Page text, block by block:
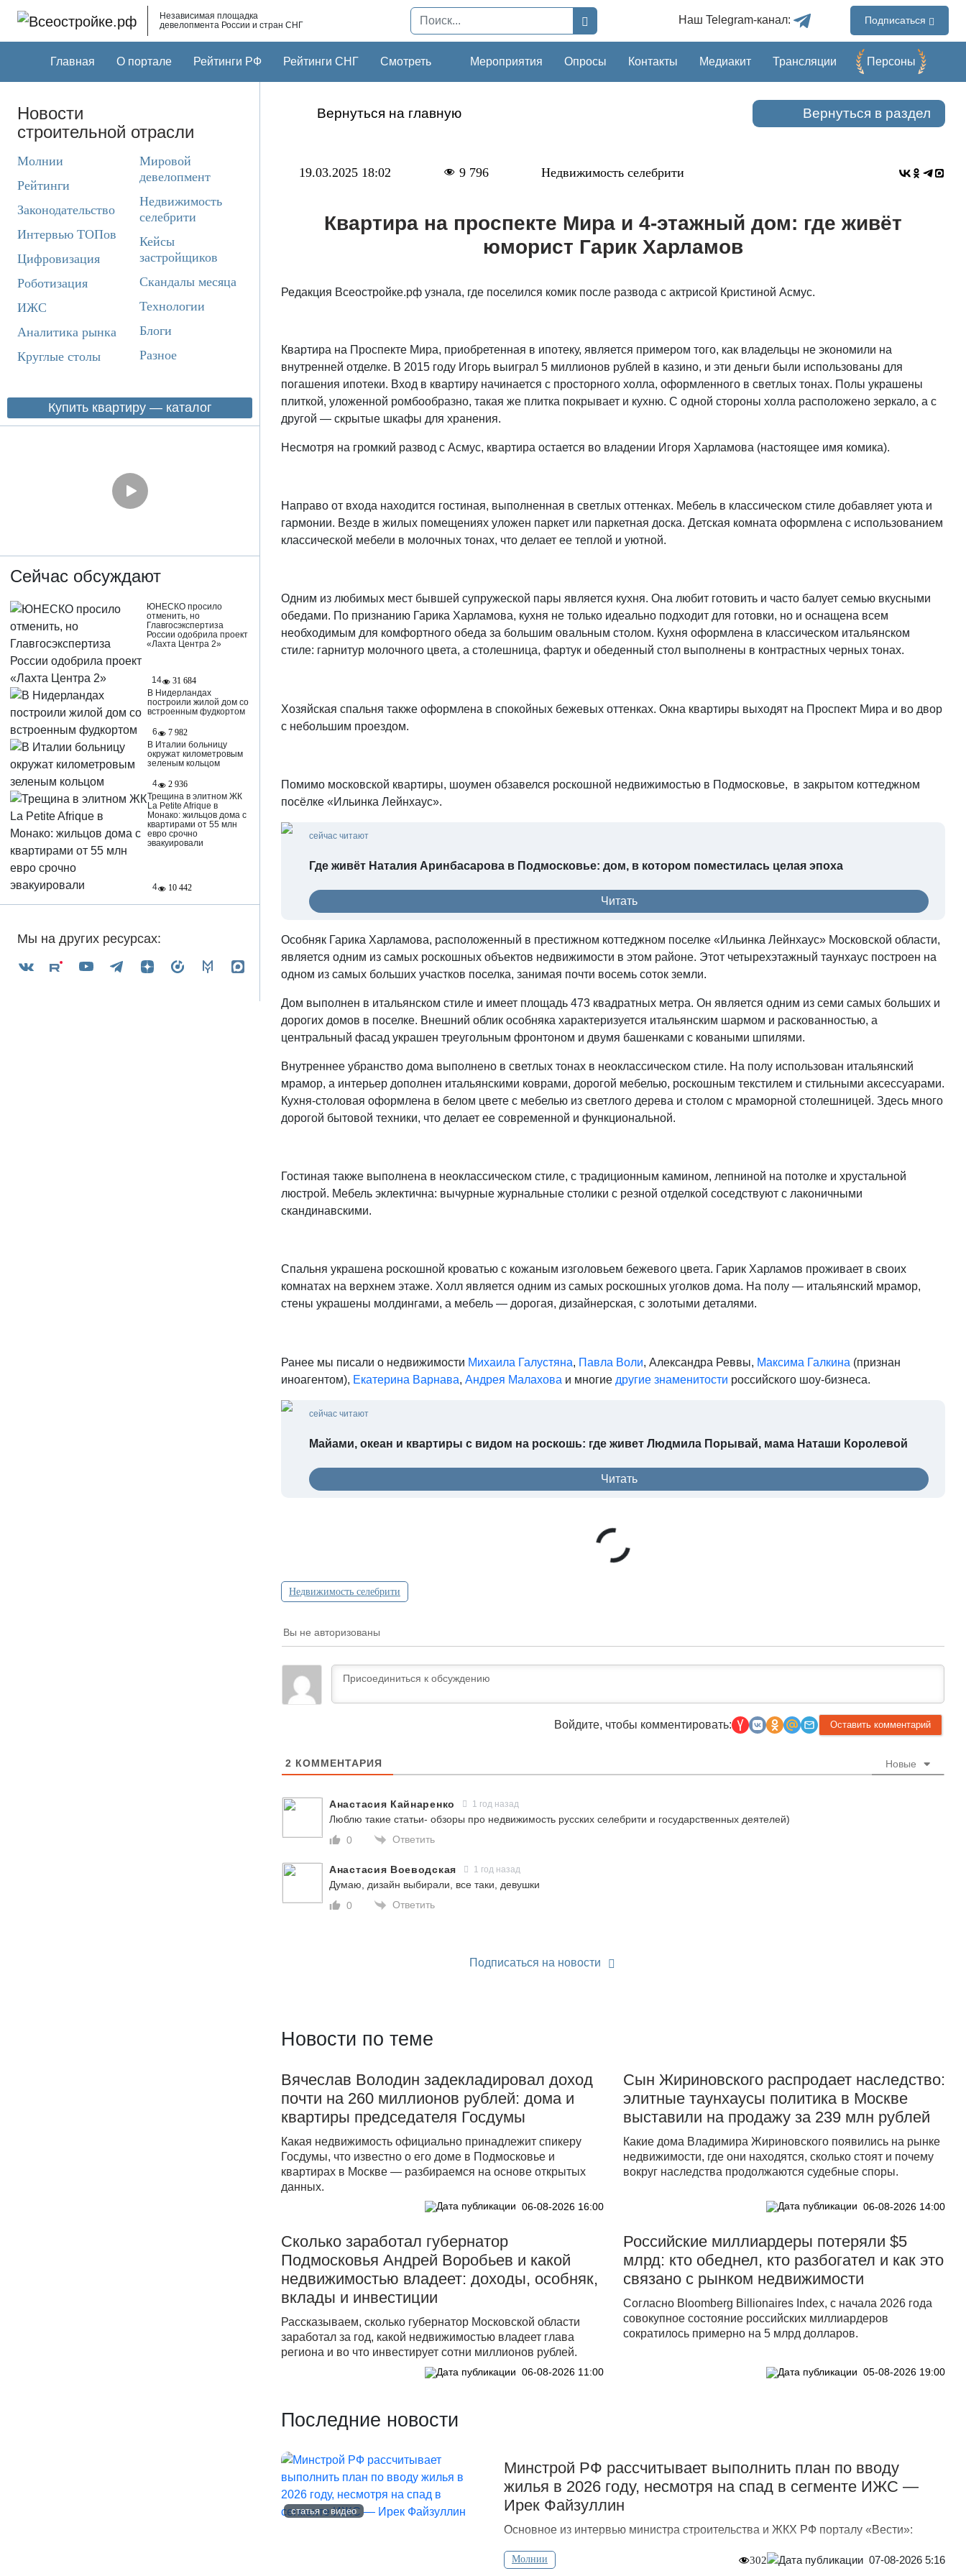
Независимая площадка
девелопмента России и стран СНГ
Наш Telegram-канал: Подписаться
Главная О портале Рейтинги РФ Рейтинги СНГ Смотреть Мероприятия Опросы Контакты Медиакит Трансляции Перcоны
Новости
строительной отрасли
Молнии
Рейтинги
Законодательство
Интервью ТОПов
Цифровизация
Роботизация
ИЖС
Аналитика рынка
Круглые столы
Мировой
девелопмент
Недвижимость
селебрити
Кейсы
застройщиков
Скандалы месяца
Технологии
Блоги
Разное
Купить квартиру — каталог
Сейчас обсуждают
ЮНЕСКО просило
отменить, но
Главгосэкспертиза
России одобрила проект
«Лахта Центра 2»
14
31 684
В Нидерландах
построили жилой дом со
встроенным фудкортом
6
7 982
В Италии больницу
окружат километровым
зеленым кольцом
4
2 936
Трещина в элитном ЖК
La Petite Afrique в
Монако: жильцов дома с
квартирами от 55 млн
евро срочно
эвакуировали
4 10 442
Мы на других ресурсах:
Вернуться на главную Вернуться в раздел
19.03.2025 18:02 9 796 Недвижимость селебрити
Квартира на проспекте Мира и 4-этажный дом: где живёт
юморист Гарик Харламов
Редакция Всеостройке.рф узнала, где поселился комик после развода с актрисой Кристиной Асмус.
Квартира на Проспекте Мира, приобретенная в ипотеку, является примером того, как владельцы не экономили на
внутренней отделке. В 2015 году Игорь выиграл 5 миллионов рублей в казино, и эти деньги были использованы для
погашения ипотеки. Вход в квартиру начинается с просторного холла, оформленного в светлых тонах. Полы украшены
плиткой, уложенной ромбообразно, такая же плитка покрывает и кухню. С одной стороны холла расположено зеркало, а с
другой — скрытые шкафы для хранения.
Несмотря на громкий развод с Асмус, квартира остается во владении Игоря Харламова (настоящее имя комика).
Направо от входа находится гостиная, выполненная в светлых оттенках. Мебель в классическом стиле добавляет уюта и
гармонии. Везде в жилых помещениях уложен паркет или паркетная доска. Детская комната оформлена с использованием
классической мебели в молочных тонах, что делает ее теплой и уютной.
Одним из любимых мест бывшей супружеской пары является кухня. Она любит готовить и часто балует семью вкусными
обедами. По признанию Гарика Харламова, кухня не только идеально подходит для готовки, но и оснащена всем
необходимым для комфортного обеда за большим овальным столом. Кухня оформлена в классическом итальянском
стиле: гарнитур молочного цвета, а столешница, фартук и обеденный стол выполнены в контрастных черных тонах.
Хозяйская спальня также оформлена в спокойных бежевых оттенках. Окна квартиры выходят на Проспект Мира и во двор
с небольшим проездом.
Помимо московской квартиры, шоумен обзавелся роскошной недвижимостью в Подмосковье, в закрытом коттеджном
посёлке «Ильинка Лейнхаус».
сейчас читают
Где живёт Наталия Аринбасарова в Подмосковье: дом, в котором поместилась целая эпоха
Читать
Особняк Гарика Харламова, расположенный в престижном коттеджном поселке «Ильинка Лейнхаус» Московской области,
является одним из самых роскошных объектов недвижимости в этом районе. Этот четырехэтажный таунхаус построен на
одном из самых больших участков поселка, занимая почти восемь соток земли.
Дом выполнен в итальянском стиле и имеет площадь 473 квадратных метра. Он является одним из семи самых больших и
дорогих домов в поселке. Внешний облик особняка характеризуется итальянским шармом и раскованностью, а
центральный фасад украшен треугольным фронтоном и двумя башенками с коваными шпилями.
Внутреннее убранство дома выполнено в светлых тонах в неоклассическом стиле. На полу использован итальянский
мрамор, а интерьер дополнен итальянскими коврами, дорогой мебелью, роскошным текстилем и стильными аксессуарами.
Кухня-столовая оформлена в белом цвете с мебелью из светлого дерева и столом с мраморной столешницей. Здесь много
дорогой бытовой техники, что делает ее современной и функциональной.
Гостиная также выполнена в неоклассическом стиле, с традиционным камином, лепниной на потолке и хрустальной
люстрой. Мебель эклектична: вычурные журнальные столики с резной отделкой соседствуют с лаконичными
скандинавскими.
Спальня украшена роскошной кроватью с кожаным изголовьем бежевого цвета. Гарик Харламов проживает в своих
комнатах на верхнем этаже. Холл является одним из самых роскошных уголков дома. На полу — итальянский мрамор,
стены украшены молдингами, а мебель — дорогая, дизайнерская, с золотыми деталями.
Ранее мы писали о недвижимости Михаила Галустяна, Павла Воли, Александра Реввы, Максима Галкина (признан
иноагентом), Екатерина Варнава, Андрея Малахова и многие другие знаменитости российского шоу-бизнеса.
сейчас читают
Майами, океан и квартиры с видом на роскошь: где живет Людмила Порывай, мама Наташи Королевой
Читать
Недвижимость селебрити
Вы не авторизованы
Войдите, чтобы комментировать:
2 КОММЕНТАРИЯ Новые
Анастасия Кайнаренко 1 год назад
Люблю такие статьи- обзоры про недвижимость русских селебрити и государственных деятелей)
0
Ответить
Анастасия Воеводская 1 год назад
Думаю, дизайн выбирали, все таки, девушки
0
Ответить
Подписаться на новости
Новости по теме
Вячеслав Володин задекладировал доход
почти на 260 миллионов рублей: дома и
квартиры председателя Госдумы
Какая недвижимость официально принадлежит спикеру
Госдумы, что известно о его доме в Подмосковье и
квартирах в Москве — разбираемся на основе открытых
данных.
06-08-2026 16:00
Сын Жириновского распродает наследство:
элитные таунхаусы политика в Москве
выставили на продажу за 239 млн рублей
Какие дома Владимира Жириновского появились на рынке
недвижимости, где они находятся, сколько стоят и почему
вокруг наследства продолжаются судебные споры.
06-08-2026 14:00
Сколько заработал губернатор
Подмосковья Андрей Воробьев и какой
недвижимостью владеет: доходы, особняк,
вклады и инвестиции
Рассказываем, сколько губернатор Московской области
заработал за год, какой недвижимостью владеет глава
региона и во что инвестирует сотни миллионов рублей.
06-08-2026 11:00
Российские миллиардеры потеряли $5
млрд: кто обеднел, кто разбогател и как это
связано с рынком недвижимости
Согласно Bloomberg Billionaires Index, с начала 2026 года
совокупное состояние российских миллиардеров
сократилось примерно на 5 млрд долларов.
05-08-2026 19:00
Последние новости
статья с видео
Минстрой РФ рассчитывает выполнить план по вводу
жилья в 2026 году, несмотря на спад в сегменте ИЖС —
Ирек Файзуллин
Основное из интервью министра строительства и ЖКХ РФ порталу «Вести»:
Молнии 302 07-08-2026 5:16